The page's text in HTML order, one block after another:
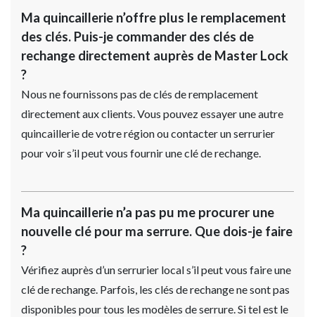
Ma quincaillerie n’offre plus le remplacement
des clés. Puis-je commander des clés de
rechange directement auprès de Master Lock
?
Nous ne fournissons pas de clés de remplacement
directement aux clients. Vous pouvez essayer une autre
quincaillerie de votre région ou contacter un serrurier
pour voir s’il peut vous fournir une clé de rechange.
Ma quincaillerie n’a pas pu me procurer une
nouvelle clé pour ma serrure. Que dois-je faire
?
Vérifiez auprès d’un serrurier local s’il peut vous faire une
clé de rechange. Parfois, les clés de rechange ne sont pas
disponibles pour tous les modèles de serrure. Si tel est le